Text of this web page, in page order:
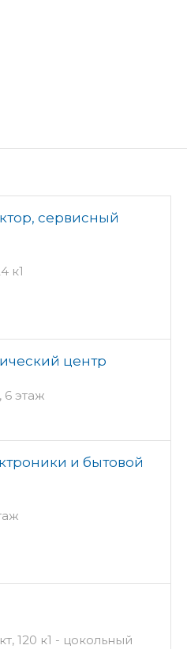
сервисный
к1
центр
6 этаж
и бытовой
120 к1 - цокольный